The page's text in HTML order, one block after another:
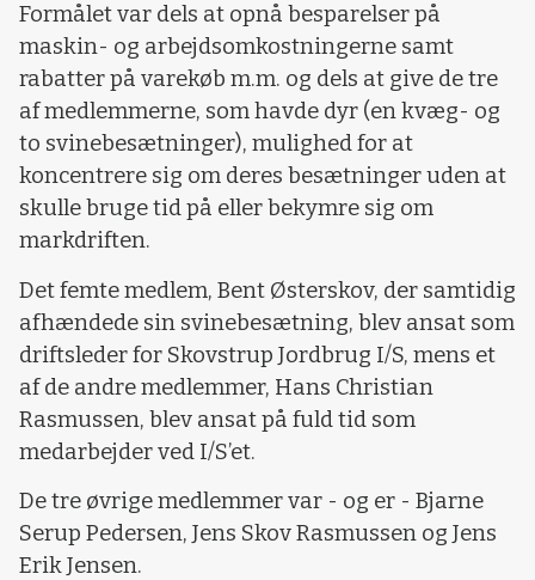
Formålet var dels at opnå besparelser på
maskin- og arbejdsomkostningerne samt
rabatter på varekøb m.m. og dels at give de tre
af medlemmerne, som havde dyr (en kvæg- og
to svinebesætninger), mulighed for at
koncentrere sig om deres besætninger uden at
skulle bruge tid på eller bekymre sig om
markdriften.
Det femte medlem, Bent Østerskov, der samtidig
afhændede sin svinebesætning, blev ansat som
driftsleder for Skovstrup Jordbrug I/S, mens et
af de andre medlemmer, Hans Christian
Rasmussen, blev ansat på fuld tid som
medarbejder ved I/S’et.
De tre øvrige medlemmer var - og er - Bjarne
Serup Pedersen, Jens Skov Rasmussen og Jens
Erik Jensen.